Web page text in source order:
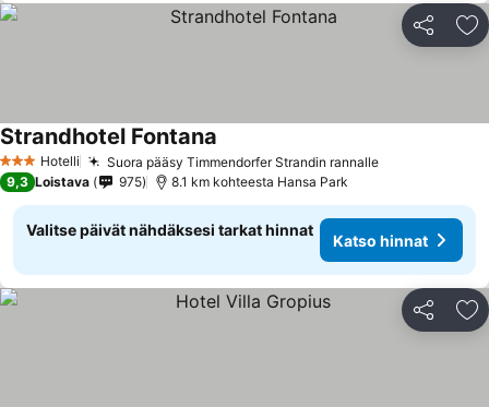
Jaa
3 Tähtiluokitus
Hotelli Suora pääsy Timmendorfer Strandin rannalle
Strandhotel Fontana
9,3 Loistava 975 8.1 km kohteesta Hansa Park
Valitse päivät nähdäksesi tarkat hinnat
Katso hinnat
Jaa